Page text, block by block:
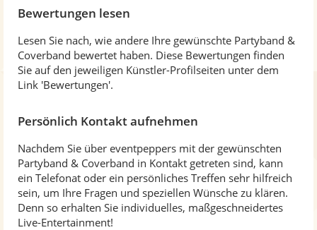
Bewertungen lesen
Lesen Sie nach, wie andere Ihre gewünschte Partyband &
Coverband bewertet haben. Diese Bewertungen finden
Sie auf den jeweiligen Künstler-Profilseiten unter dem
Link 'Bewertungen'.
Persönlich Kontakt aufnehmen
Nachdem Sie über eventpeppers mit der gewünschten
Partyband & Coverband in Kontakt getreten sind, kann
ein Telefonat oder ein persönliches Treffen sehr hilfreich
sein, um Ihre Fragen und speziellen Wünsche zu klären.
Denn so erhalten Sie individuelles, maßgeschneidertes
Live-Entertainment!